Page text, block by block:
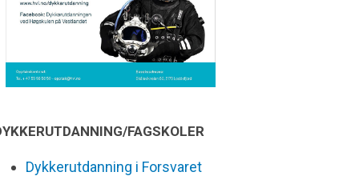
FAGSKOLER
Dykkerutdanning i Forsvaret